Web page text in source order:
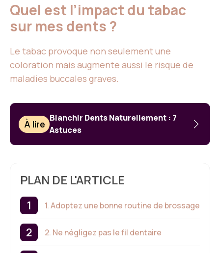
Quel est l’impact du tabac
sur mes dents ?
Le tabac provoque non seulement une
coloration mais augmente aussi le risque de
maladies buccales graves.
À lire
Blanchir Dents Naturellement : 7
Astuces
PLAN DE L'ARTICLE
1. Adoptez une bonne routine de brossage
2. Ne négligez pas le fil dentaire